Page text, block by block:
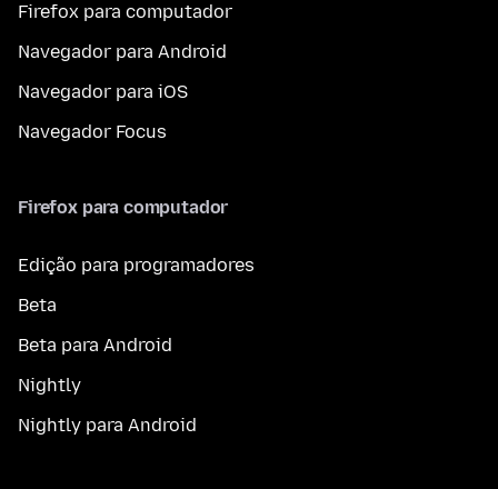
Firefox para computador
Navegador para Android
Navegador para iOS
Navegador Focus
Firefox para computador
Edição para programadores
Beta
Beta para Android
Nightly
Nightly para Android